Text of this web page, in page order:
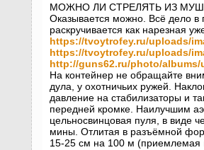
МОЖНО ЛИ СТРЕЛЯТЬ ИЗ
Оказывается можно. Всё дело в
раскручивается как нарезная
https://tvoytrofey.ru/uploads/
https://tvoytrofey.ru/uploads/
http://guns62.ru/photo/albums/
На контейнер не обращайте
дула, у охотничьих ружей.
давление на стабилизаторы и
передней кромке. Наилучшим
цельносвинцовая пуля, в виде
мины. Отлитая в разъёмной
15-25 см на 100 м (приемлемая